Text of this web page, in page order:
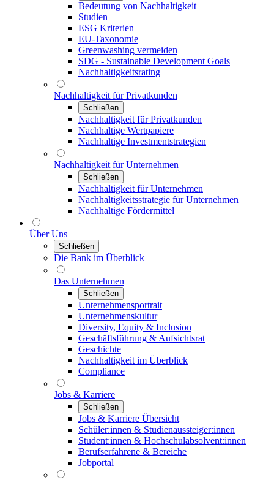
Bedeutung von Nachhaltigkeit
Studien
ESG Kriterien
EU-Taxonomie
Greenwashing vermeiden
SDG - Sustainable Development Goals
Nachhaltigkeitsrating
Nachhaltigkeit für Privatkunden
Schließen
Nachhaltigkeit für Privatkunden
Nachhaltige Wertpapiere
Nachhaltige Investmentstrategien
Nachhaltigkeit für Unternehmen
Schließen
Nachhaltigkeit für Unternehmen
Nachhaltigkeitsstrategie für Unternehmen
Nachhaltige Fördermittel
Über Uns
Schließen
Die Bank im Überblick
Das Unternehmen
Schließen
Unternehmensportrait
Unternehmenskultur
Diversity, Equity & Inclusion
Geschäftsführung & Aufsichtsrat
Geschichte
Nachhaltigkeit im Überblick
Compliance
Jobs & Karriere
Schließen
Jobs & Karriere Übersicht
Schüler:innen & Studienaussteiger:innen
Student:innen & Hochschulabsolvent:innen
Berufserfahrene & Bereiche
Jobportal